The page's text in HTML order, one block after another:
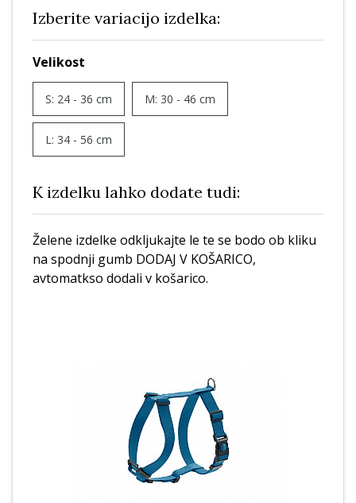
Izberite variacijo izdelka:
Velikost
S: 24 - 36 cm M: 30 - 46 cm
L: 34 - 56 cm
K izdelku lahko dodate tudi:
Želene izdelke odkljukajte le te se bodo ob kliku
na spodnji gumb DODAJ V KOŠARICO,
avtomatkso dodali v košarico.